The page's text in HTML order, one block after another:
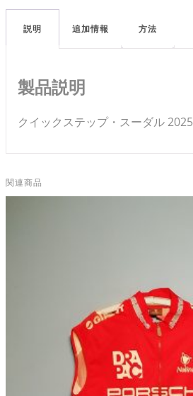
説明 追加情報 方法
製品説明
クイックステップ・スーダル 2025
関連商品